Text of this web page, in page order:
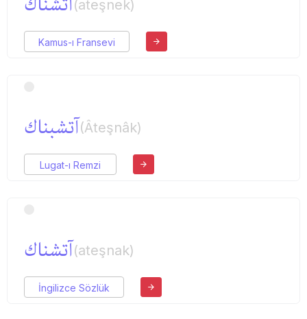
(ateşnek)
Kamus-ı Fransevi
آتشبناك(Âteşnâk)
Lugat-ı Remzi
آتشناك(ateşnak)
İngilizce Sözlük